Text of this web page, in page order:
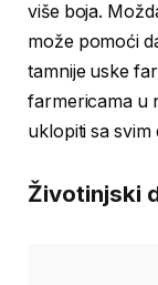
više boja.
može pomoći
tamnije uske
farmericama u
uklopiti sa svim
Životinjski